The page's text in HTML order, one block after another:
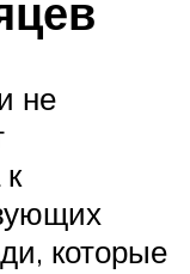
не
которые